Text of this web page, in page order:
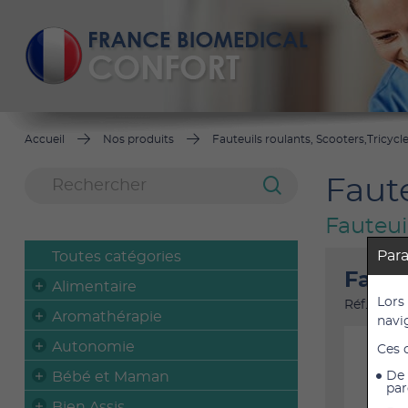
Accueil Nos produits Fauteuils roulants,
Toutes catégories
Alimentaire
Aromathérapie
Autonomie
Bébé et Maman
Réf. :
Ces